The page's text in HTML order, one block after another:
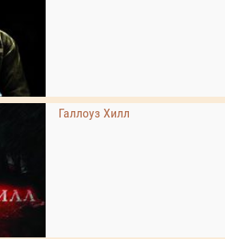
Галлоуз Хилл